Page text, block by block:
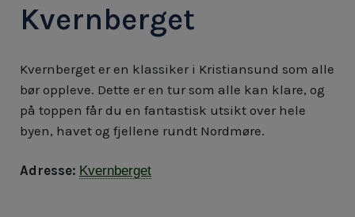
Kvernberget
Kvernberget er en klassiker i Kristiansund som alle
bør oppleve. Dette er en tur som alle kan klare, og
på toppen får du en fantastisk utsikt over hele
byen, havet og fjellene rundt Nordmøre.
Adresse: Kvernberget